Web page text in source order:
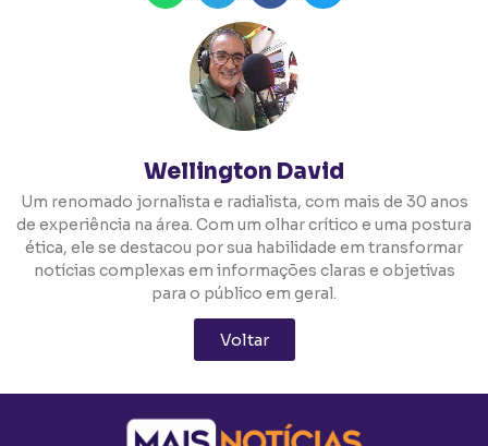
Wellington David
Um renomado jornalista e radialista, com mais de 30 anos
de experiência na área. Com um olhar crítico e uma postura
ética, ele se destacou por sua habilidade em transformar
notícias complexas em informações claras e objetivas
para o público em geral.
Voltar